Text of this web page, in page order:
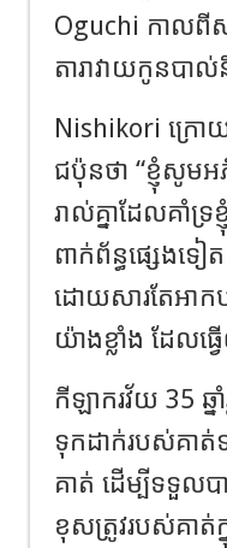
Oguchi កាលពីស
តារាវាយកូនបា
Nishikori ក្រោ
ជប៉ុនថា “ខ្ញុំសូម
រាល់គ្នាដែលគាំទ្
ពាក់ព័ន្ធផ្សេងទៀ
ដោយសារតែអាក
យ៉ាងខ្លាំង ដែលធ្
កីឡាករវ័យ 35 ឆ្ន
ទុកដាក់របស់គា
គាត់ ដើម្បីទទួល
ខុសត្រូវរបស់គាត់